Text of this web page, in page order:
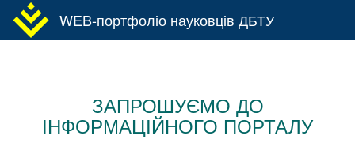
WEB-портфоліо науковців ДБТУ
ЗАПРОШУЄМО ДО
ІНФОРМАЦІЙНОГО ПОРТАЛУ